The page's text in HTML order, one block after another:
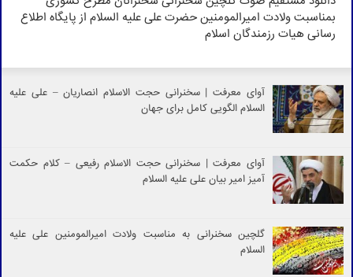
بمناسبت ولادت امیرالمومنین حضرت علی علیه السلام از پایگاه اطلاع
رسانی هیات رزمندگان اسلام
آوای معرفت | سخنرانی حجت الاسلام انصاریان – علی علیه
السلام الگویی کامل برای جهان
آوای معرفت | سخنرانی حجت الاسلام رفیعی – کلام حکمت
آمیز امیر بیان علی علیه السلام
گلچین سخنرانی به مناسبت ولادت امیرالمومنین علی علیه
السلام